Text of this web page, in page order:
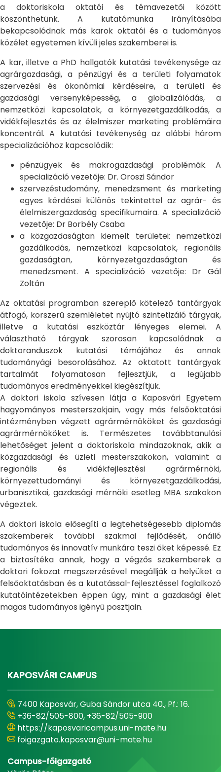
a doktoriskola oktatói és témavezetői között
köszönthetünk. A kutatómunka irányításába
bekapcsolódnak más karok oktatói és a tudományos
közélet egyetemen kívüli jeles szakemberei is.
A kar, illetve a PhD hallgatók kutatási tevékenysége az
agrárgazdasági, a pénzügyi és a területi folyamatok
szervezési és ökonómiai kérdéseire, a területi és
gazdasági versenyképesség, a globalizálódás, a
nemzetközi kapcsolatok, a környezetgazdálkodás, a
vidékfejlesztés és az élelmiszer marketing problémáira
koncentrál. A kutatási tevékenység az alábbi három
specializációhoz kapcsolódik:
pénzügyek és makrogazdasági problémák. A
specializáció vezetője: Dr. Oroszi Sándor
szervezéstudomány, menedzsment és marketing
egyes kérdései különös tekintettel az agrár- és
élelmiszergazdaság specifikumaira. A specializáció
vezetője: Dr Borbély Csaba
a közgazdaságtan kiemelt területei: nemzetközi
gazdálkodás, nemzetközi kapcsolatok, regionális
gazdaságtan, környezetgazdaságtan és
menedzsment. A specializáció vezetője: Dr Gál
Zoltán
Az oktatási programban szereplő kötelező tantárgyak
átfogó, korszerű szemléletet nyújtó szintetizáló tárgyak,
illetve a kutatási eszköztár lényeges elemei. A
választható tárgyak szorosan kapcsolódnak a
doktoranduszok kutatási témájához és annak
tudományági besorolásához. Az oktatott tantárgyak
tartalmát folyamatosan fejlesztjük, a legújabb
tudományos eredményekkel kiegészítjük.
A doktori iskola szívesen látja a Kaposvári Egyetem
hagyományos mesterszakjain, vagy más felsőoktatási
intézményben végzett agrármérnököket és gazdasági
agrármérnököket is. Természetes továbbtanulási
lehetőséget jelent a doktoriskola mindazoknak, akik a
közgazdasági és üzleti mesterszakokon, valamint a
regionális és vidékfejlesztési agrármérnöki,
környezettudományi és környezetgazdálkodási,
urbanisztikai, gazdasági mérnöki esetleg MBA szakokon
végeztek.
A doktori iskola elősegíti a legtehetségesebb diplomás
szakemberek további szakmai fejlődését, önálló
tudományos és innovatív munkára teszi őket képessé. Ez
a biztosítéka annak, hogy a végzős szakemberek a
doktori fokozat megszerzésével megállják a helyüket a
felsőoktatásban és a kutatással-fejlesztéssel foglalkozó
kutatóintézetekben éppen úgy, mint a gazdasági élet
magas tudományos igényű posztjain.
KAPOSVÁRI CAMPUS
7400 Kaposvár, Guba Sándor utca 40., Pf.: 16.
+36-82/505-800, +36-82/505-900
https://kaposvaricampus.uni-mate.hu
foigazgato.kaposvar@uni-mate.hu
Campus-főigazgató